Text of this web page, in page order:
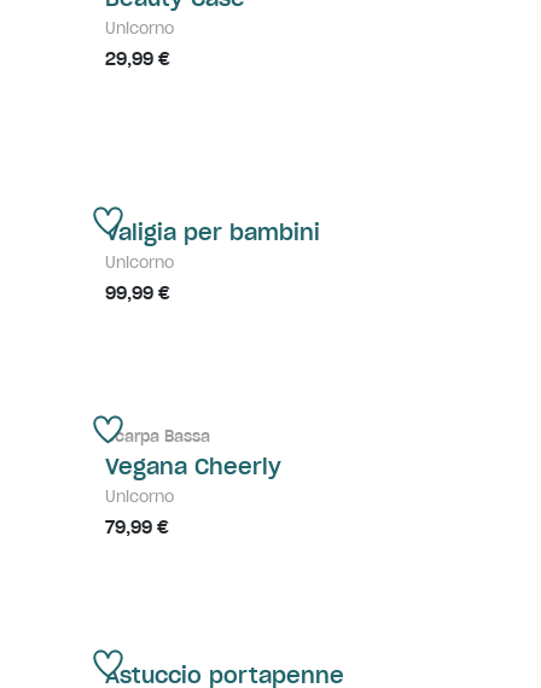
Unicorno
29,99 €
Valigia per bambini
Unicorno
99,99 €
Scarpa Bassa
Vegana Cheerly
Unicorno
79,99 €
Astuccio portapenne